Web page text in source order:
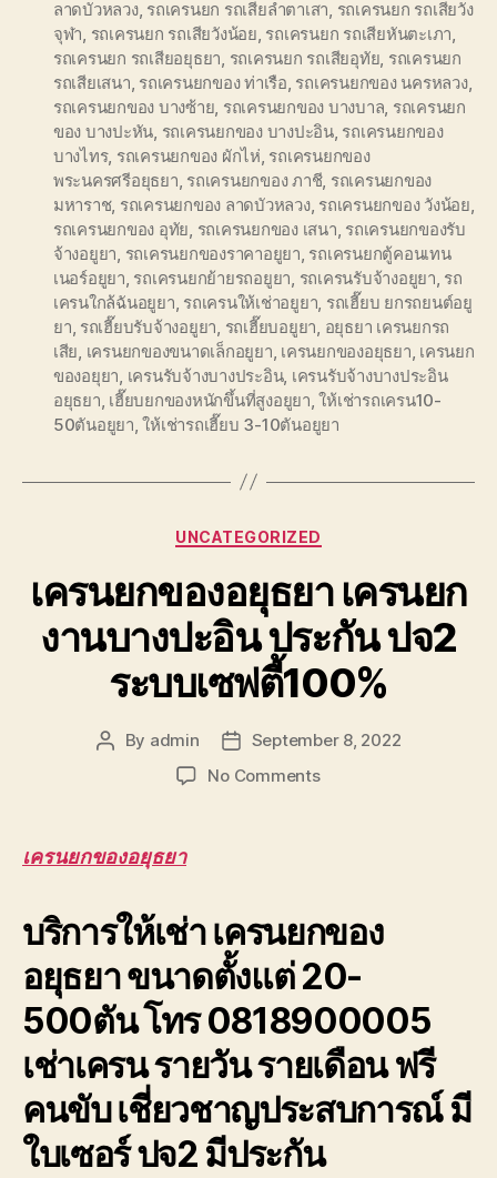
ลาดบัวหลวง, รถเครนยก รถเสียลำตาเสา รถเครนยก รถเสียวัง
จุฬา รถเครนยก รถเสียวังน้อย รถเครนยก รถเสียหันตะเภา
รถเครนยก รถเสียอยุธยา รถเครนยก รถเสียอุทัย รถเครนยก
รถเสียเสนา รถเครนยกของ ท่าเรือ รถเครนยกของ นครหลวง,
รถเครนยกของ บางซ้าย รถเครนยกของ บางบาล รถเครนยก
ของ บางปะหัน รถเครนยกของ บางปะอิน, รถเครนยกของ
บางไทร, รถเครนยกของ ผักไห่ รถเครนยกของ
พระนครศรีอยุธยา รถเครนยกของ ภาชี, รถเครนยกของ
มหาราช, รถเครนยกของ ลาดบัวหลวง, รถเครนยกของ วังน้อย
รถเครนยกของ อุทัย รถเครนยกของ เสนา รถเครนยกของรับ
จ้างอยูยา รถเครนยกของราคาอยูยา รถเครนยกตู้คอนเทน
เนอร์อยูยา รถเครนยกย้ายรถอยูยา รถเครนรับจ้างอยูยา รถ
เครนใกล้ฉันอยูยา รถเครนให้เช่าอยูยา รถเฮี๊ยบ ยกรถยนต์อยู
ยา รถเฮี๊ยบรับจ้างอยูยา รถเฮี๊ยบอยูยา อยุธยา เครนยกรถ
เสีย เครนยกของขนาดเล็กอยูยา เครนยกของอยุธยา เครนยก
ของอยุยา เครนรับจ้างบางประอิน, เครนรับจ้างบางประอิน
อยุธยา เฮี๊ยบยกของหนักขึ้นที่สูงอยูยา ,ให้เช่ารถเครน10-
50ตันอยูยา ,ให้เช่ารถเฮี๊ยบ 3-10ตันอยูยา
Categories
UNCATEGORIZED
เครนยกของอยุธยา เครนยก
งานบางปะอิน ประกัน ปจ2
ระบบเซฟตี้100%
Post
By admin
Post
date
September 8, 2022
No Commentson
ยก
งาน
บางปะอิน
ประกัน
ปจ2
ระบบ
เซฟตี้100%
เครนยกของอยุธยา
บริการให้เช่า เครนยกของ
อยุธยา ขนาดตั้งแต่ 20-
500ตัน โทร 0818900005
เช่าเครน รายวัน รายเดือน ฟรี
คนขับ เชี่ยวชาญประสบการณ์ มี
ใบเซอร์ ปจ2 มีประกัน